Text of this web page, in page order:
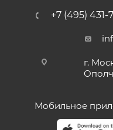
+7 (495) 431-
г.
Мобильное